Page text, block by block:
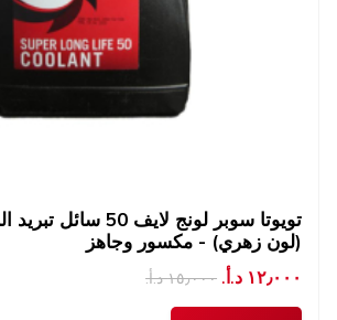
(لون زهري) - مكسور وجاهز
١٥٫٠٠٠ د.أ.‏ ١٢٫٠٠٠ د.أ.‏